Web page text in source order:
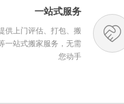
一站式服务
供上门评估、打包、搬
一站式搬家服务，无需
您动手